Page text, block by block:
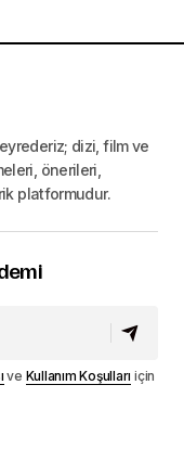
dizi, film ve
önerileri,
platformudur.
ve Kullanım Koşulları için